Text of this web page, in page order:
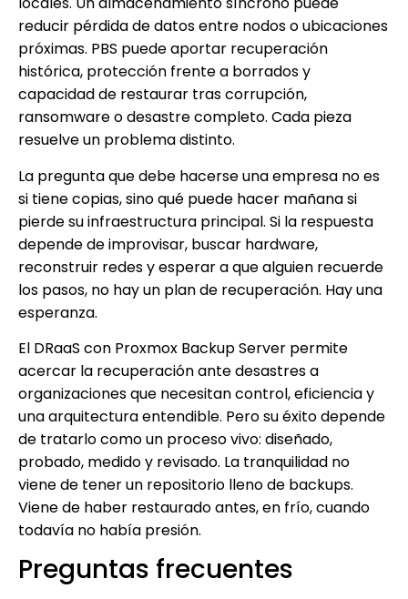
reducir pérdida de datos entre nodos o ubicaciones
próximas. PBS puede aportar recuperación
histórica, protección frente a borrados y
capacidad de restaurar tras corrupción,
ransomware o desastre completo. Cada pieza
resuelve un problema distinto.
La pregunta que debe hacerse una empresa no es
si tiene copias, sino qué puede hacer mañana si
pierde su infraestructura principal. Si la respuesta
depende de improvisar, buscar hardware,
reconstruir redes y esperar a que alguien recuerde
los pasos, no hay un plan de recuperación. Hay una
esperanza.
El DRaaS con Proxmox Backup Server permite
acercar la recuperación ante desastres a
organizaciones que necesitan control, eficiencia y
una arquitectura entendible. Pero su éxito depende
de tratarlo como un proceso vivo: diseñado,
probado, medido y revisado. La tranquilidad no
viene de tener un repositorio lleno de backups.
Viene de haber restaurado antes, en frío, cuando
todavía no había presión.
Preguntas frecuentes